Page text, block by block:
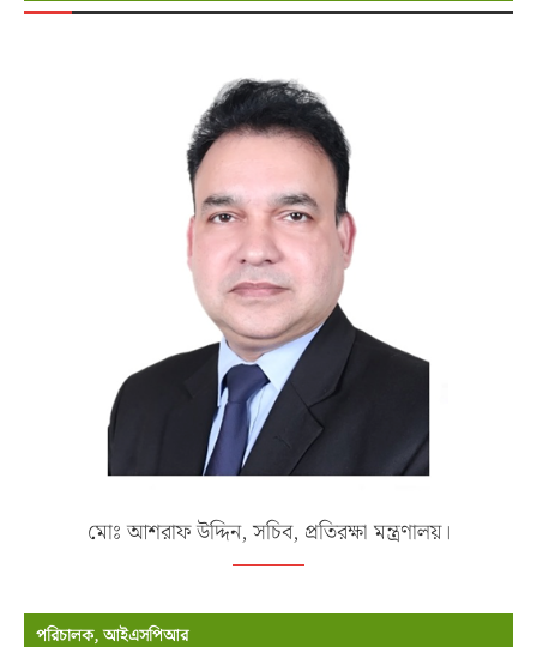
মোঃ আশরাফ উদ্দিন, সচিব, প্রতিরক্ষা মন্ত্রণালয়।
পরিচালক, আইএসপিআর